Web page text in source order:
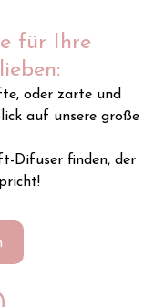
für Ihre
oder zarte und
auf unsere große
Difuser finden, der